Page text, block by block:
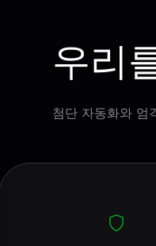
우리
첨단 자동화와 엄